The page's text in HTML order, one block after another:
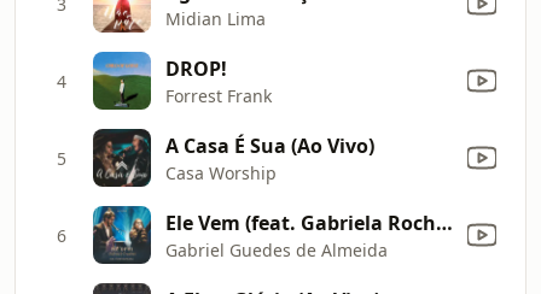
Midian Lima
4 DROP!
Forrest Frank
5 A Casa É Sua (Ao Vivo)
Casa Worship
6 Ele Vem (feat. Gabriela Rocha) [Ao Vivo]
Gabriel Guedes de Almeida